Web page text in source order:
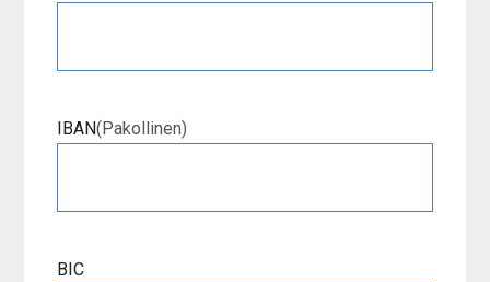
IBAN(Pakollinen)
BIC